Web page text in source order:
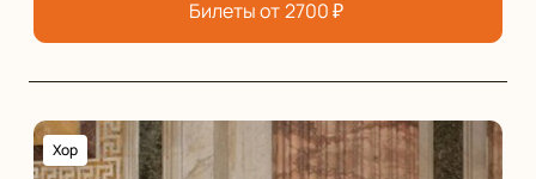
Билеты от 2700₽
Хор